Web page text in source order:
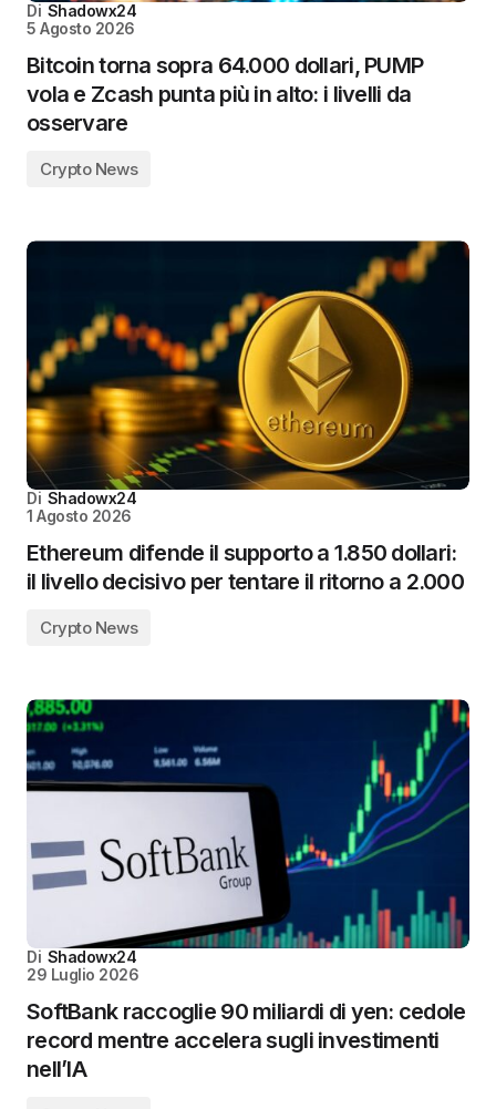
Di Shadowx24
5 Agosto 2026
Bitcoin torna sopra 64.000 dollari, PUMP
vola e Zcash punta più in alto: i livelli da
osservare
Crypto News
Di Shadowx24
1 Agosto 2026
Ethereum difende il supporto a 1.850 dollari:
il livello decisivo per tentare il ritorno a 2.000
Crypto News
Di Shadowx24
29 Luglio 2026
SoftBank raccoglie 90 miliardi di yen: cedole
record mentre accelera sugli investimenti
nell’IA